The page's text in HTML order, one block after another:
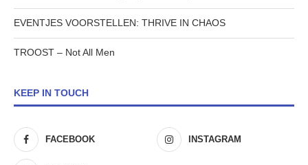
EVENTJES VOORSTELLEN: THRIVE IN CHAOS
TROOST – Not All Men
KEEP IN TOUCH
FACEBOOK INSTAGRAM